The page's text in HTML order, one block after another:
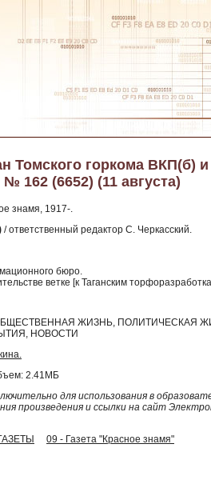
Томского горкома ВКП(б)
162 (6652) (11 августа)
знамя, 1917-.
/ ответственный редактор С. Черкасский.
бюро.
ветке [к Таганским
ЖИЗНЬ, ПОЛИТИЧЕСКАЯ
НОВОСТИ
2.41МБ
для использования в
произведения и ссылки на сайт
09 - Газета "Красное знамя"